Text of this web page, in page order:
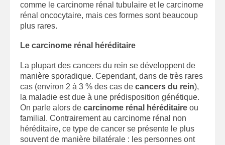
comme le carcinome rénal tubulaire et le carcinome
rénal oncocytaire, mais ces formes sont beaucoup
plus rares.
Le carcinome rénal héréditaire
La plupart des cancers du rein se développent de
manière sporadique. Cependant, dans de très rares
cas (environ 2 à 3 % des cas de cancers du rein),
la maladie est due à une prédisposition génétique.
On parle alors de carcinome rénal héréditaire ou
familial. Contrairement au carcinome rénal non
héréditaire, ce type de cancer se présente le plus
souvent de manière bilatérale : les personnes ont